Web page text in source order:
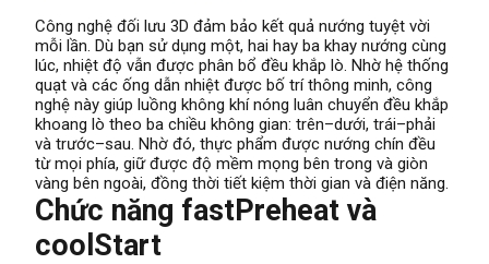
Công nghệ đối lưu 3D đảm bảo kết quả nướng tuyệt vời
mỗi lần. Dù bạn sử dụng một, hai hay ba khay nướng cùng
lúc, nhiệt độ vẫn được phân bổ đều khắp lò. Nhờ hệ thống
quạt và các ống dẫn nhiệt được bố trí thông minh, công
nghệ này giúp luồng không khí nóng luân chuyển đều khắp
khoang lò theo ba chiều không gian: trên–dưới, trái–phải
và trước–sau. Nhờ đó, thực phẩm được nướng chín đều
từ mọi phía, giữ được độ mềm mọng bên trong và giòn
vàng bên ngoài, đồng thời tiết kiệm thời gian và điện năng.
Chức năng fastPreheat và
coolStart